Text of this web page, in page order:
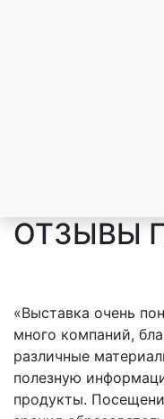
ОТЗЫВЫ
«Выставка очень
много компаний,
различные
полезную
продукты.